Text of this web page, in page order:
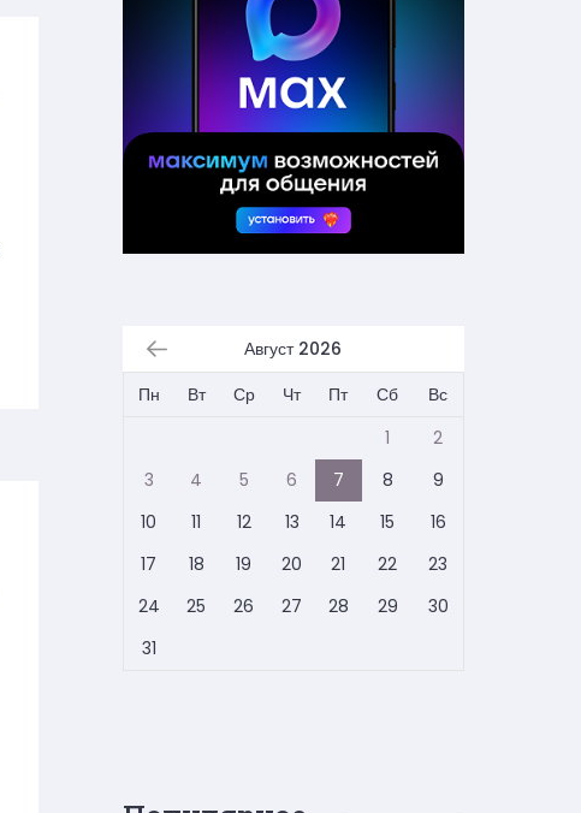
Август 2026
Пн
Вт Ср Чт Пт Сб
Вс
1
2
3
4 5 6 7 8
9
10
11 12 13 14 15
16
17
18 19 20 21 22
23
24
25 26 27 28 29
30
31